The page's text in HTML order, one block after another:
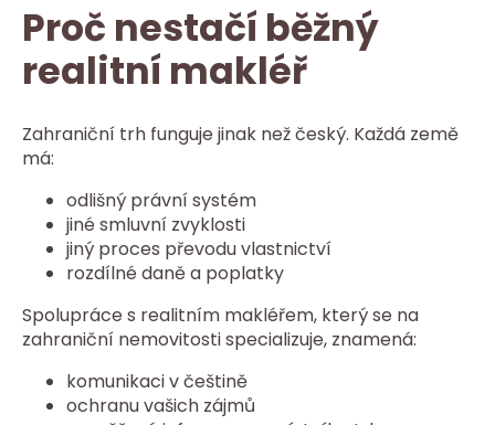
Proč nestačí běžný
realitní makléř
Zahraniční trh funguje jinak než český. Každá země
má:
odlišný právní systém
jiné smluvní zvyklosti
jiný proces převodu vlastnictví
rozdílné daně a poplatky
Spolupráce s realitním makléřem, který se na
zahraniční nemovitosti specializuje, znamená:
komunikaci v češtině
ochranu vašich zájmů